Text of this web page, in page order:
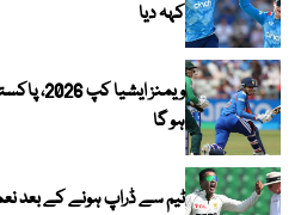
کہہ دیا
ویمنز
ہو گا
ٹیم سے ڈراپ ہونے کے بعد